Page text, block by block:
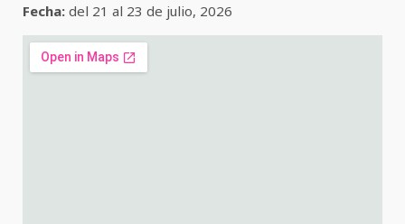
Fecha: del 21 al 23 de julio, 2026